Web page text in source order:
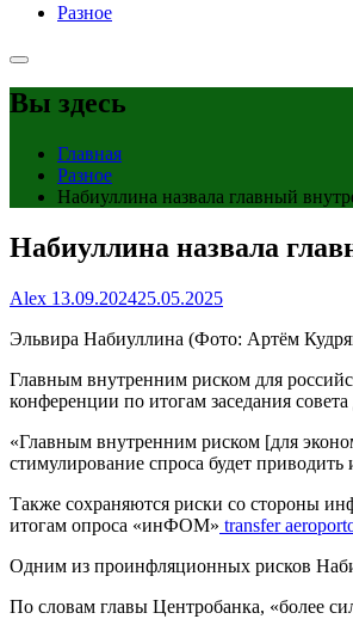
Разное
Вы здесь
Главная
Разное
Набиуллина назвала главный
Набиуллина назвала
Alex 13.09.202425.05.2025
Эльвира Набиуллина (Фото: Артём
Главным внутренним риском для
конференции по итогам заседания совета
«Главным внутренним риском [для
стимулирование спроса будет
Также сохраняются риски со стороны
итогам опроса «инФОМ» transfer
Одним из проинфляционных рисков
По словам главы Центробанка, «более